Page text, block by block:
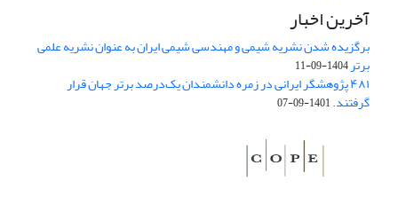
آخرین اخبار
برگزیده شدن نشریه شیمی و مهندسی شیمی ایران به عنوان نشریه علمی
برتر1404-09-11
۴۸۱ پژوهشگر ایرانی در زمره دانشمندان یک‌درصد برتر جهان قرار
گرفتند.1401-09-07